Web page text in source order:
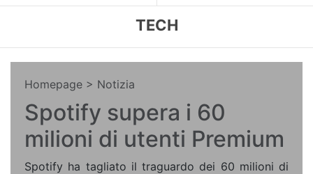
TECH
Homepage > Notizia
Spotify supera i 60
milioni di utenti Premium
Spotify ha tagliato il traguardo dei 60 milioni di